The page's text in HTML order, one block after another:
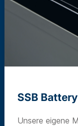
SSB Battery
Unsere eigene